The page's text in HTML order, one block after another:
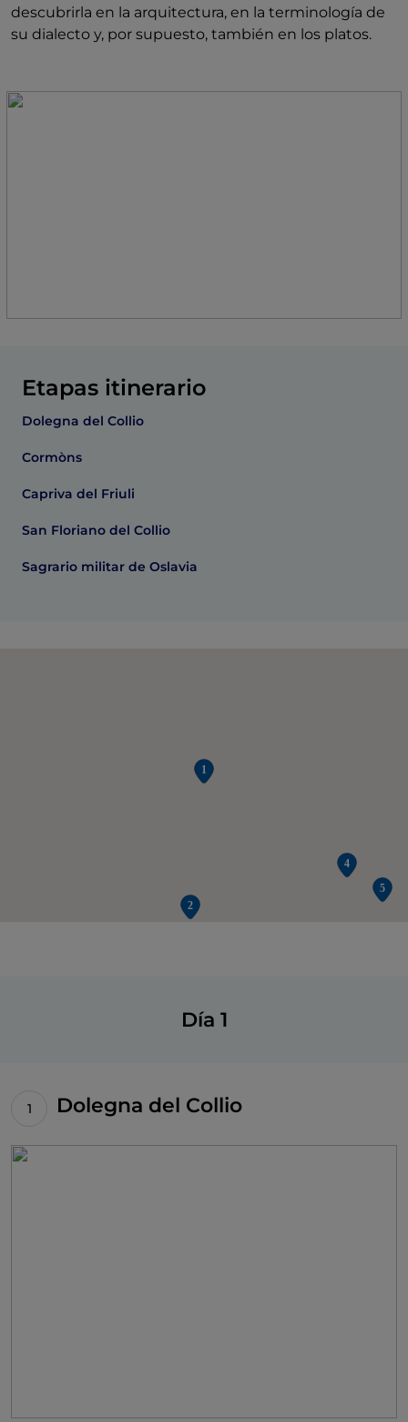
descubrirla en la arquitectura, en la terminología de
su dialecto y, por supuesto, también en los platos.
Etapas itinerario
Dolegna del Collio
Cormòns
Capriva del Friuli
San Floriano del Collio
Sagrario militar de Oslavia
Día 1
Dolegna del Collio